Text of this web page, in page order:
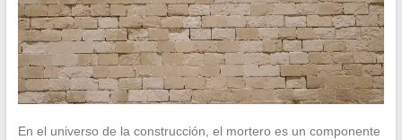
En el universo de la construcción, el mortero es un componente